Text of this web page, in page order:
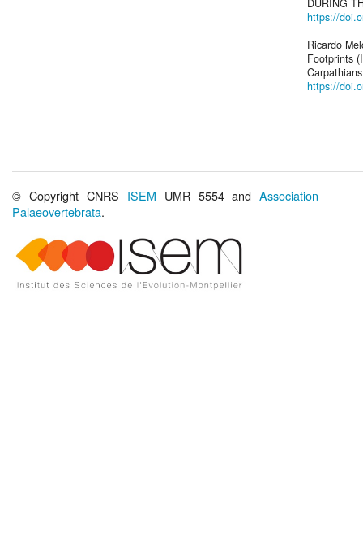
DURING
https://
Ricardo
Footprints
https://
© Copyright CNRS ISEM UMR 5554 andAssociation
Palaeovertebrata.